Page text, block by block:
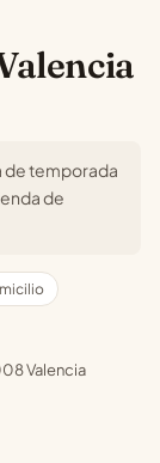
de temporada
de
Valencia